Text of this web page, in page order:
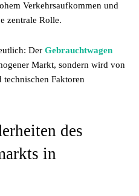
Verkehrsaufkommen und
zentrale Rolle.
Der Gebrauchtwagen
Markt, sondern wird von
Faktoren
des
in